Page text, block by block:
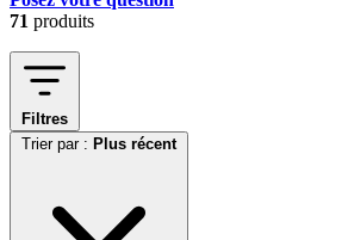
71 produits
Filtres
Trier par : Plus récent